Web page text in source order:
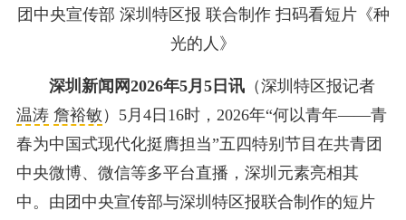
团中央宣传部 深圳特区报 联合制作 扫码看短片《种
光的人》
深圳新闻网2026年5月5日讯（深圳特区报记者
温涛 詹裕敏 ）5月4日16时，2026年“何以青年——青
春为中国式现代化挺膺担当”五四特别节目在共青团
中央微博、微信等多平台直播，深圳元素亮相其
中。由团中央宣传部与深圳特区报联合制作的短片